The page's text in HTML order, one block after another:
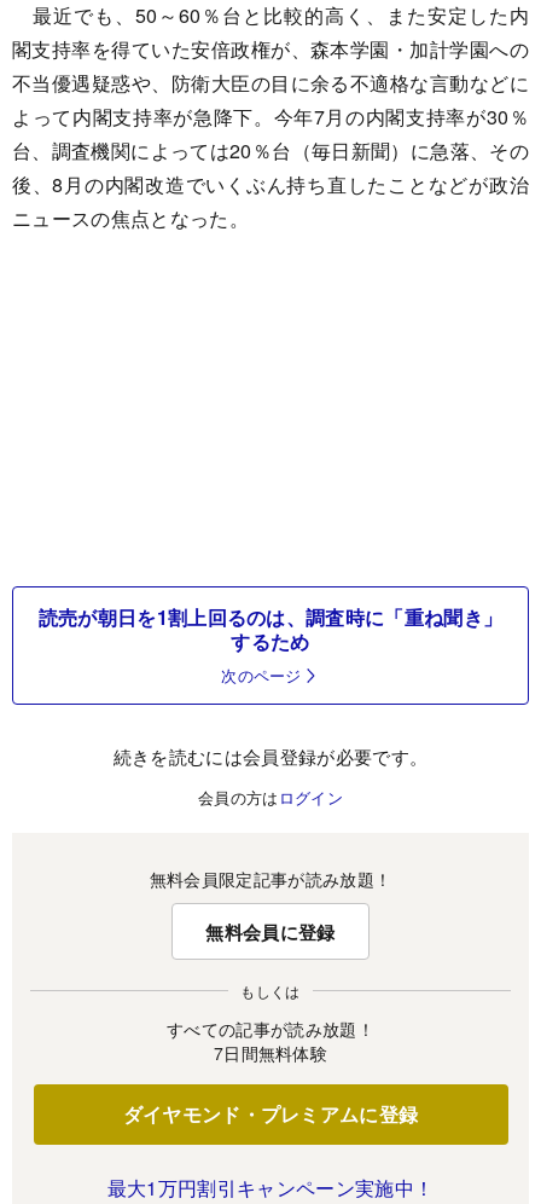
最近でも、50～60％台と比較的高く、また安定した内
閣支持率を得ていた安倍政権が、森本学園・加計学園への
不当優遇疑惑や、防衛大臣の目に余る不適格な言動などに
よって内閣支持率が急降下。今年7月の内閣支持率が30％
台、調査機関によっては20％台（毎日新聞）に急落、その
後、8月の内閣改造でいくぶん持ち直したことなどが政治
ニュースの焦点となった。
読売が朝日を1割上回るのは、調査時に「重ね聞き」
するため
次のページ
続きを読むには会員登録が必要です。
会員の方は ログイン
無料会員限定記事が読み放題！
無料会員に登録
もしくは
すべての記事が読み放題！
7日間無料体験
ダイヤモンド・プレミアムに登録
最大1万円割引キャンペーン実施中！